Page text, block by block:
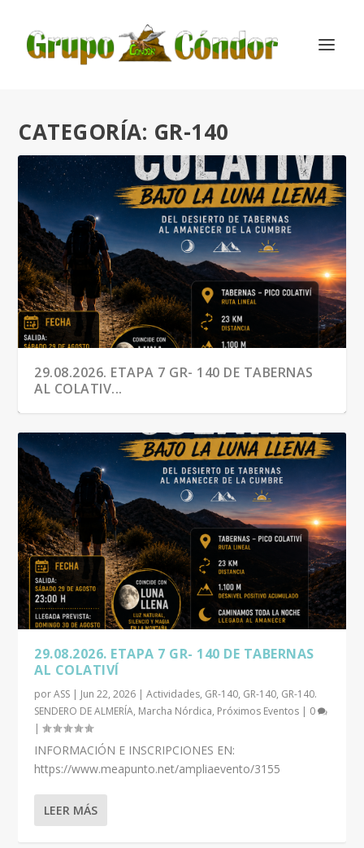
CATEGORÍA: GR-140
29.08.2026. ETAPA 7 GR- 140 DE TABERNAS
AL COLATIV...
29.08.2026. ETAPA 7 GR- 140 DE TABERNAS
AL COLATIVÍ
porASS | Jun 22, 2026 |Actividades, GR-140, GR-140, GR-140.
SENDERO DE ALMERÍA, Marcha Nórdica, Próximos Eventos | 0
|
INFORMACIÓN E INSCRIPCIONES EN:
https://www.meapunto.net/ampliaevento/3155
LEER MÁS